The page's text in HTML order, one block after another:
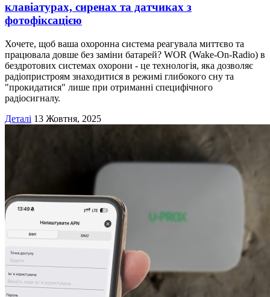
клавіатурах, сиренах та датчиках з
фотофіксацією
Хочете, щоб ваша охоронна система реагувала миттєво та
працювала довше без заміни батарей? WOR (Wake-On-Radio) в
бездротових системах охорони - це технологія, яка дозволяє
радіопристроям знаходитися в режимі глибокого сну та
"прокидатися" лише при отриманні специфічного
радіосигналу.
Деталі 13 Жовтня, 2025